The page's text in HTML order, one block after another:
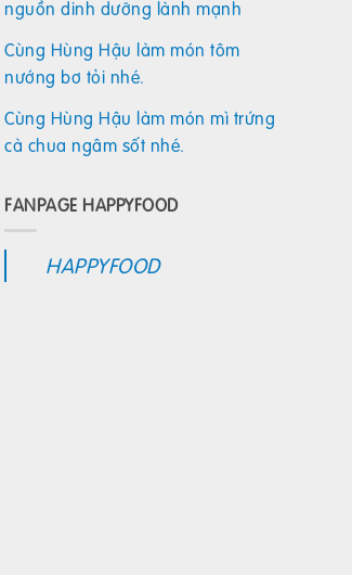
nguồn dinh dưỡng lành mạnh
Cùng Hùng Hậu làm món tôm
nướng bơ tỏi nhé.
Cùng Hùng Hậu làm món mì trứng
cà chua ngâm sốt nhé.
FANPAGE HAPPYFOOD
HAPPYFOOD